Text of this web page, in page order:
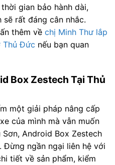
gian bảo hành dài,
rất đáng cân nhắc.
thêm về chị Minh Thư lắp
Thủ Đức nếu bạn quan
Box Zestech Tại Thủ
một giải pháp nâng cấp
của mình mà vẫn muốn
Android Box Zestech
Đừng ngần ngại liên hệ với
tiết về sản phẩm, kiểm